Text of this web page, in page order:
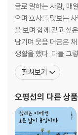
2장 사랑은 바람처럼
반복이 만든 강
남겨지는 자가 되고 싶
어디에서 피어나든 귀하다
외로운 섬이 답은 아니었다
인연은 해와 달처럼, 구
차이를 알아차리고
사람들의 얼굴에도 다
글로 말하는 사람, 매
으며 호사를 맛보는
을 보며 함께 걷고 싶
남기며 웃음 머금은 채 떠나고 싶은
생활을 했다. 다들 그
하게 살다 보니 얻은
틀 속에 갇혀 사는 기분이었다. 오십 후반에 접어들
줘야 할 것이 무엇인지,
펼쳐보기
오평선의 다른 상품